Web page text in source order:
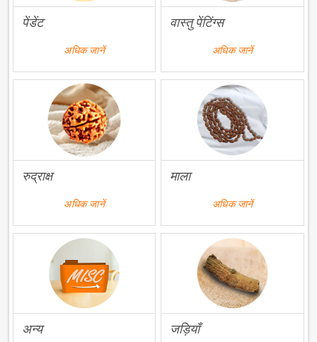
पेंडेंट
अधिक जानें
वास्तु पेंटिंग्स
अधिक जानें
रुद्राक्ष
अधिक जानें
माला
अधिक जानें
अन्य जड़ियाँ